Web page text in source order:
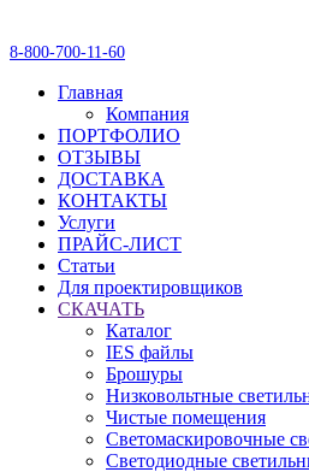
8-800-700-11-60
Главная
Компания
ПОРТФОЛИО
ОТЗЫВЫ
ДОСТАВКА
КОНТАКТЫ
Услуги
ПРАЙС-ЛИСТ
Статьи
Для проектировщиков
СКАЧАТЬ
Каталог
IES файлы
Брошуры
Низковольтные
Чистые помещения
Светомаскировочные
Светодиодные